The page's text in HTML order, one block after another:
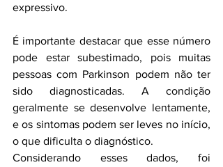
expressivo.
É importante destacar que esse número
pode estar subestimado, pois muitas
pessoas com Parkinson podem não ter
sido diagnosticadas. A condição
geralmente se desenvolve lentamente,
e os sintomas podem ser leves no início,
o que dificulta o diagnóstico.
Considerando esses dados, foi